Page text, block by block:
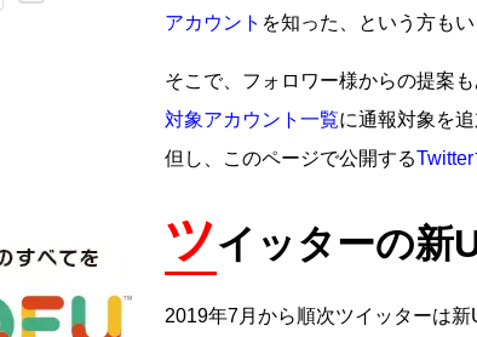
アカウント を知った、という方も
そこで、フォロワー様からの提案も
対象アカウント一覧に通報対象を
但し、このページで公開する
ツイッターの新
2019年7月から順次ツイッターは